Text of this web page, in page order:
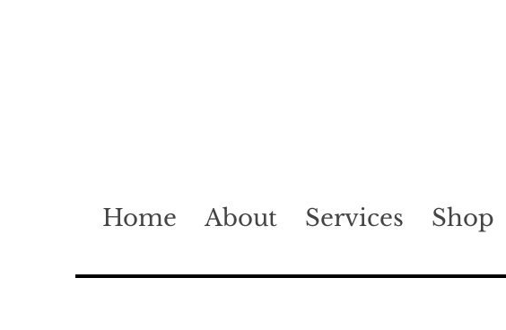
Home About Services Shop